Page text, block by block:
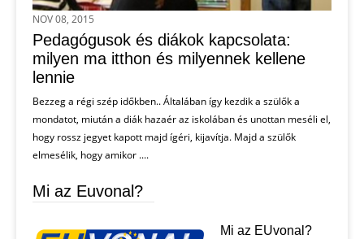
NOV 08, 2015
Pedagógusok és diákok kapcsolata:
milyen ma itthon és milyennek kellene
lennie
Bezzeg a régi szép időkben.. Általában így kezdik a szülők a
mondatot, miután a diák hazaér az iskolában és unottan meséli el,
hogy rossz jegyet kapott majd ígéri, kijavítja. Majd a szülők
elmesélik, hogy amikor ....
Mi az Euvonal?
Mi az EUvonal?